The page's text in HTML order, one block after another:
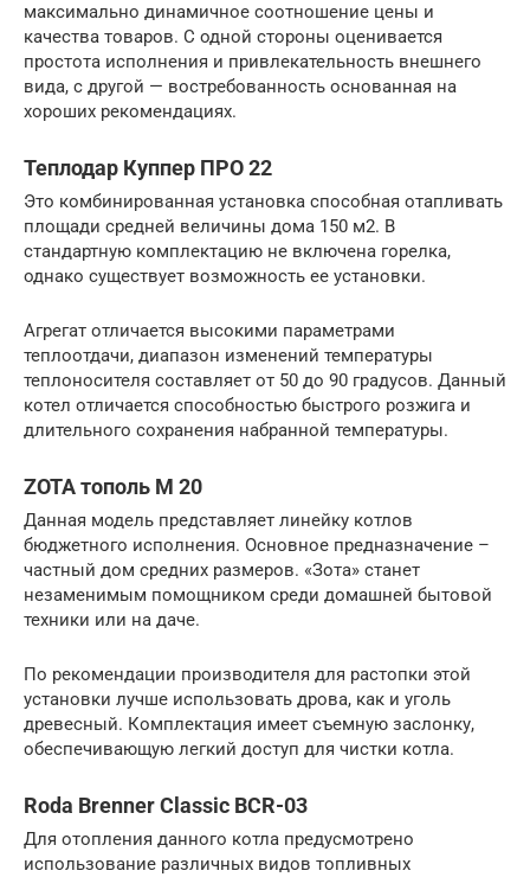
максимально динамичное соотношение цены и
качества товаров. С одной стороны оценивается
простота исполнения и привлекательность внешнего
вида, с другой — востребованность основанная на
хороших рекомендациях.
Теплодар Куппер ПРО 22
Это комбинированная установка способная отапливать
площади средней величины дома 150 м2. В
стандартную комплектацию не включена горелка,
однако существует возможность ее установки.
Агрегат отличается высокими параметрами
теплоотдачи, диапазон изменений температуры
теплоносителя составляет от 50 до 90 градусов. Данный
котел отличается способностью быстрого розжига и
длительного сохранения набранной температуры.
ZOTA тополь М 20
Данная модель представляет линейку котлов
бюджетного исполнения. Основное предназначение –
частный дом средних размеров. «Зота» станет
незаменимым помощником среди домашней бытовой
техники или на даче.
По рекомендации производителя для растопки этой
установки лучше использовать дрова, как и уголь
древесный. Комплектация имеет съемную заслонку,
обеспечивающую легкий доступ для чистки котла.
Roda Brenner Classic BCR-03
Для отопления данного котла предусмотрено
использование различных видов топливных